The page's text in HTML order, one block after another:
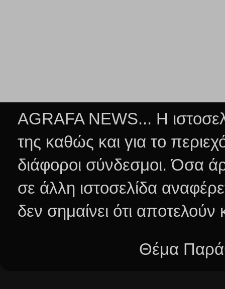
AGRAFA NEWS... Η
της καθώς και για το
διάφοροι σύνδεσμοι.Όσα
σε άλλη ιστοσελίδα
δεν σημαίνει ότι
Θέμα